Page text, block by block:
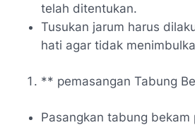
telah ditentukan.
Tusukan jarum harus
hati agar tidak
** pemasangan Tabung
Pasangkan tabung